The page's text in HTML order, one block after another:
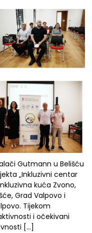
Gutmann u Belišću
„Inkluzivni centar
kuća Zvono,
Grad Valpovo i
Tijekom
i očekivani
[…]